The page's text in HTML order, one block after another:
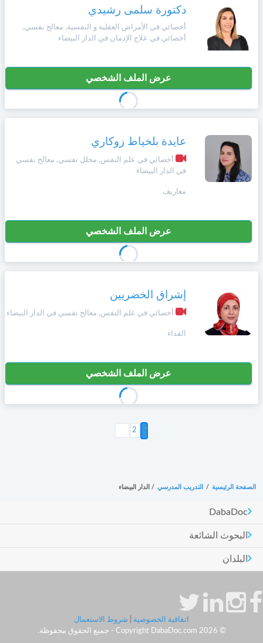
دكتورة سلمى رشيدي
أخصائي في الأمراض العقلية و النفسية, معالج نفسي,
أخصائي في علاج الإدمان في الدار البيضاء
عرض الملف الشخصي
عايدة بلخياط زوكاري
أخصائي في علم النفس, محلل نفسي, معالج نفسي
في الدار البيضاء
معاريف
عرض الملف الشخصي
إشراق الخضريين
أخصائي في علم النفس, معالج نفسي في الدار البيضاء
الفداء
عرض الملف الشخصي
2التالي >
الصفحة الرئيسية / التدريب المدرسي / الدار البيضاء
DabaDoc
البحوث الشائعة
البلدان
اتفاقية الخصوصية
شروط الاستعمال
© Copyright DabaDoc.com 2026 - جميع الحقوق محفوظة.